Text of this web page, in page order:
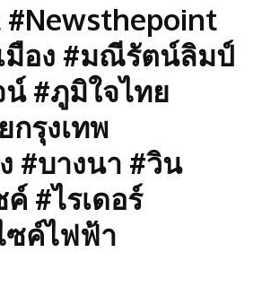
#Newsthepoint
มือง #มณีรัตน์ลิมป์
#ภูมิใจไทย
กรุงเทพ
#บางนา #วิน
#ไรเดอร์
ซค์ไฟฟ้า